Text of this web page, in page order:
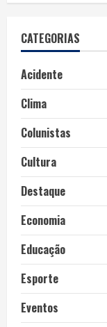
CATEGORIAS
Acidente
Clima
Colunistas
Cultura
Destaque
Economia
Educação
Esporte
Eventos